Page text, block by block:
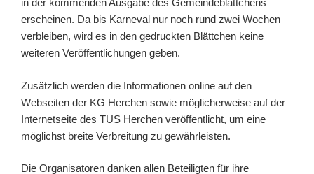
in der kommenden Ausgabe des Gemeindeblättchens
erscheinen. Da bis Karneval nur noch rund zwei Wochen
verbleiben, wird es in den gedruckten Blättchen keine
weiteren Veröffentlichungen geben.
Zusätzlich werden die Informationen online auf den
Webseiten der KG Herchen sowie möglicherweise auf der
Internetseite des TUS Herchen veröffentlicht, um eine
möglichst breite Verbreitung zu gewährleisten.
Die Organisatoren danken allen Beteiligten für ihre